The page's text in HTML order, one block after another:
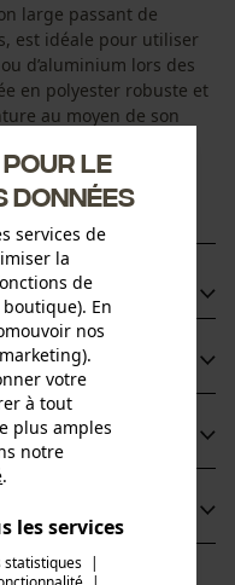
large passant de
est idéale pour utiliser
d’aluminium lors des
en polyester robuste et
au moyen de son
coins d’une seule
pour un
seule main tout en
forestière professionnelle
produit (PDF)
pour le
services de
la
de
En
nos
votre
à tout
plus amples
notre
.
les services
statistiques |
Veuillez